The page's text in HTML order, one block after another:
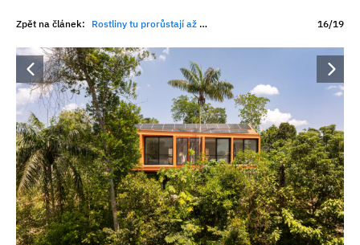
Zpět na článek: Rostliny tu prorůstají až do interiéru. Tento dům splývá s tropickou zahradou 16/19